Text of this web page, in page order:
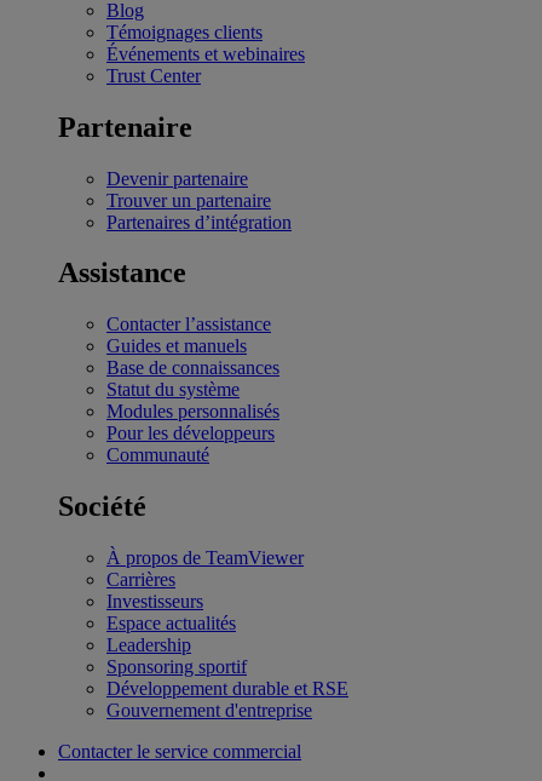
Blog
Témoignages clients
Événements et webinaires
Trust Center
Partenaire
Devenir partenaire
Trouver un partenaire
Partenaires d’intégration
Assistance
Contacter l’assistance
Guides et manuels
Base de connaissances
Statut du système
Modules personnalisés
Pour les développeurs
Communauté
Société
À propos de TeamViewer
Carrières
Investisseurs
Espace actualités
Leadership
Sponsoring sportif
Développement durable et RSE
Gouvernement d'entreprise
Contacter le service commercial